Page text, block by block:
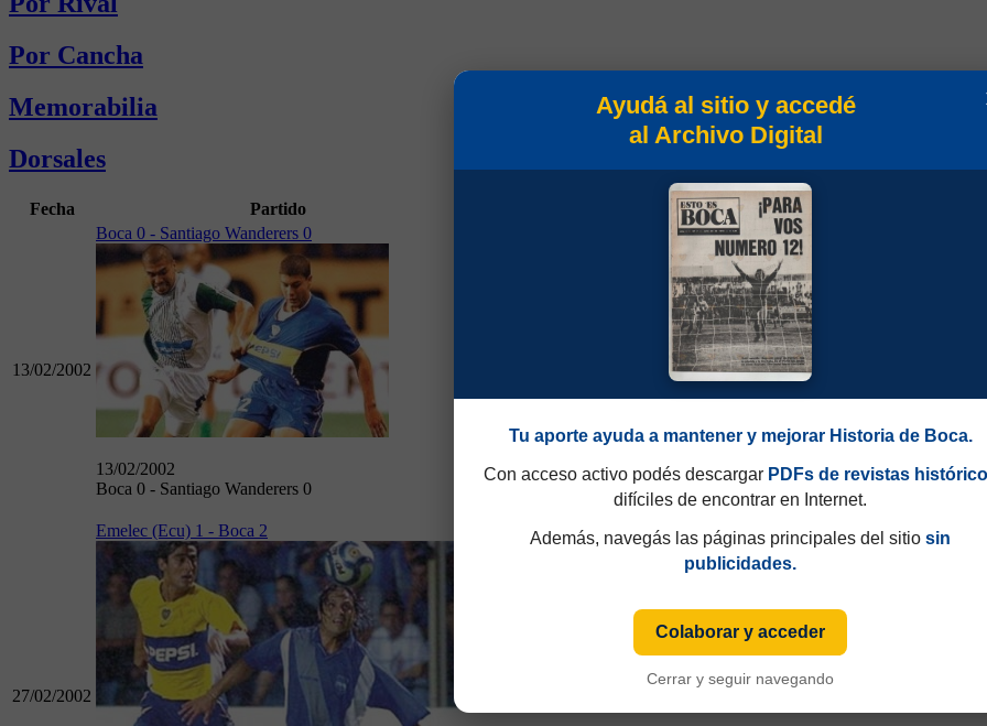
Por Cancha
Memorabilia
Dorsales
Fecha Partido
13/02/2002
Boca 0 - Santiago Wanderers 0
13/02/2002
Boca 0 - Santiago Wanderers 0
Copa Libertadores 2002
27/02/2002
Emelec (Ecu) 1 - Boca 2
Ayudá al sitio y accedé
al Archivo Digital
Tu aporte ayuda a mantener y mejorar Historia de Boca.
Con acceso activo podés descargar PDFs de revistas
difíciles de encontrar en Internet.
Además, navegás las páginas principales del sitio sin
publicidades.
Colaborar y acceder
Cerrar y seguir navegando